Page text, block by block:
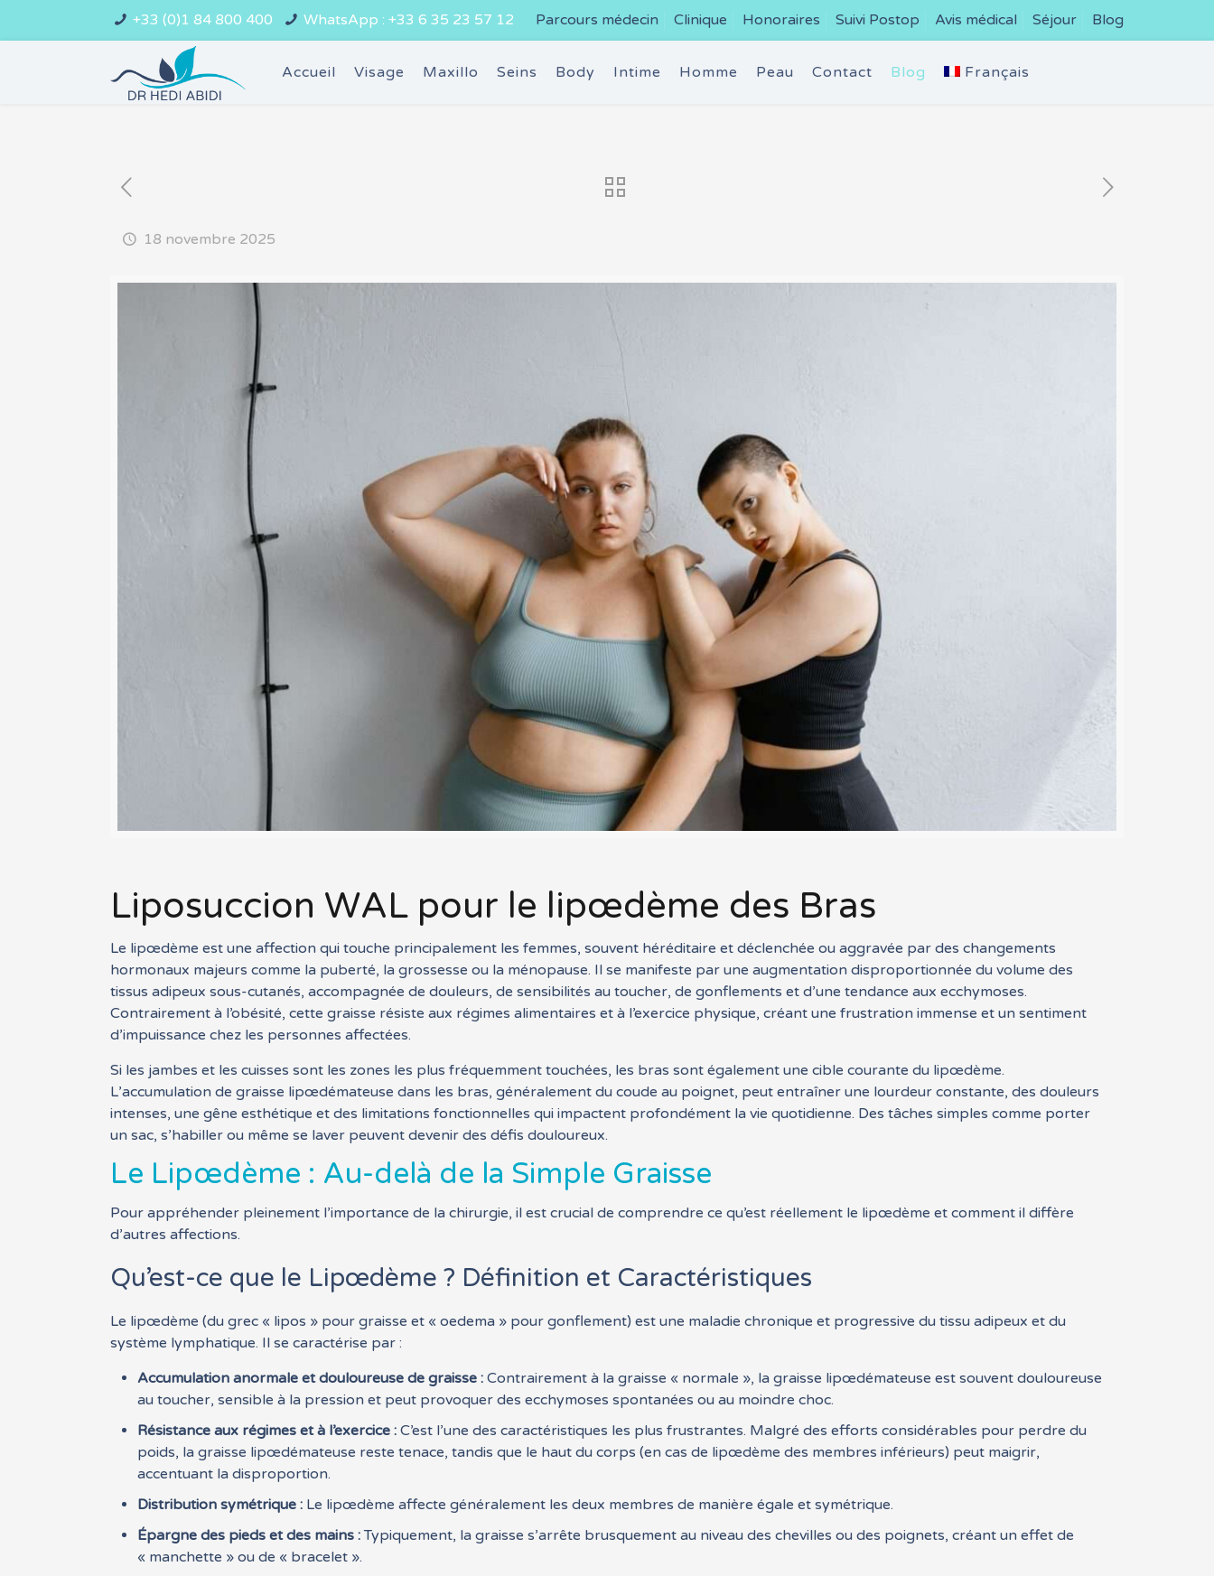
+33 (0)1 84 800 400 WhatsApp : +33 6 35 23 57 12 Parcours médecin Clinique Honoraires Suivi Postop Avis médical Séjour Blog
Accueil Visage Maxillo Seins Body Intime Homme Peau Contact Blog Français
18 novembre 2025
Liposuccion WAL pour le lipœdème des Bras
Le lipœdème est une affection qui touche principalement les femmes, souvent héréditaire et déclenchée ou aggravée par des changements
hormonaux majeurs comme la puberté, la grossesse ou la ménopause. Il se manifeste par une augmentation disproportionnée du volume des
tissus adipeux sous-cutanés, accompagnée de douleurs, de sensibilités au toucher, de gonflements et d’une tendance aux ecchymoses.
Contrairement à l’obésité, cette graisse résiste aux régimes alimentaires et à l’exercice physique, créant une frustration immense et un sentiment
d’impuissance chez les personnes affectées.
Si les jambes et les cuisses sont les zones les plus fréquemment touchées, les bras sont également une cible courante du lipœdème.
L’accumulation de graisse lipœdémateuse dans les bras, généralement du coude au poignet, peut entraîner une lourdeur constante, des douleurs
intenses, une gêne esthétique et des limitations fonctionnelles qui impactent profondément la vie quotidienne. Des tâches simples comme porter
un sac, s’habiller ou même se laver peuvent devenir des défis douloureux.
Le Lipœdème : Au-delà de la Simple Graisse
Pour appréhender pleinement l’importance de la chirurgie, il est crucial de comprendre ce qu’est réellement le lipœdème et comment il diffère
d’autres affections.
Qu’est-ce que le Lipœdème ? Définition et Caractéristiques
Le lipœdème (du grec « lipos » pour graisse et « oedema » pour gonflement) est une maladie chronique et progressive du tissu adipeux et du
système lymphatique. Il se caractérise par :
Accumulation anormale et douloureuse de graisse : Contrairement à la graisse « normale », la graisse lipœdémateuse est souvent douloureuse
au toucher, sensible à la pression et peut provoquer des ecchymoses spontanées ou au moindre choc.
Résistance aux régimes et à l’exercice : C’est l’une des caractéristiques les plus frustrantes. Malgré des efforts considérables pour perdre du
poids, la graisse lipœdémateuse reste tenace, tandis que le haut du corps (en cas de lipœdème des membres inférieurs) peut maigrir,
accentuant la disproportion.
Distribution symétrique : Le lipœdème affecte généralement les deux membres de manière égale et symétrique.
Épargne des pieds et des mains :Typiquement, la graisse s’arrête brusquement au niveau des chevilles ou des poignets, créant un effet de
« manchette » ou de « bracelet ».